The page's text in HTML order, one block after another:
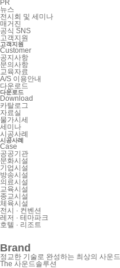
PR
뉴스
전시회 및 세미나
매거진
공식 SNS
고객지원
고객지원
Customer
공지사항
문의사항
교육자료
A/S 이용안내
다운로드
다운로드
Download
카탈로그
자료실
물가시세
세미나
시공사례
시공사례
Case
공공기관
문화시설
기업시설
방송시설
의료시설
교육시설
종교시설
체육시설
전시 · 컨벤션
레저 · 테마파크
호텔 · 리조트
Brand
정교한 기술로 완성하는 최상의 사운드
The 사운드솔루션